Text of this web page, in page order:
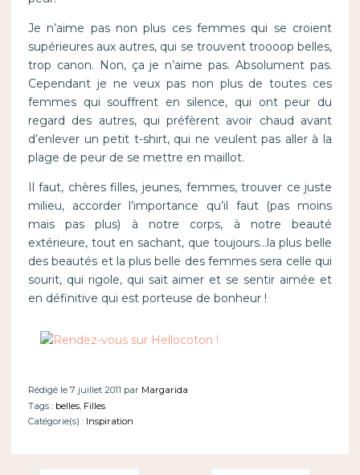
Je n’aime pas non plus ces femmes qui se croient
supérieures aux autres, qui se trouvent troooop belles,
trop canon. Non, ça je n’aime pas. Absolument pas.
Cependant je ne veux pas non plus de toutes ces
femmes qui souffrent en silence, qui ont peur du
regard des autres, qui préfèrent avoir chaud avant
d’enlever un petit t-shirt, qui ne veulent pas aller à la
plage de peur de se mettre en maillot.
Il faut, chères filles, jeunes, femmes, trouver ce juste
milieu, accorder l’importance qu’il faut (pas moins
mais pas plus) à notre corps, à notre beauté
extérieure, tout en sachant, que toujours…la plus belle
des beautés et la plus belle des femmes sera celle qui
sourit, qui rigole, qui sait aimer et se sentir aimée et
en définitive qui est porteuse de bonheur !
Rédigé le 7 juillet 2011 par Margarida
Tags : belles, Filles
Catégorie(s) : Inspiration